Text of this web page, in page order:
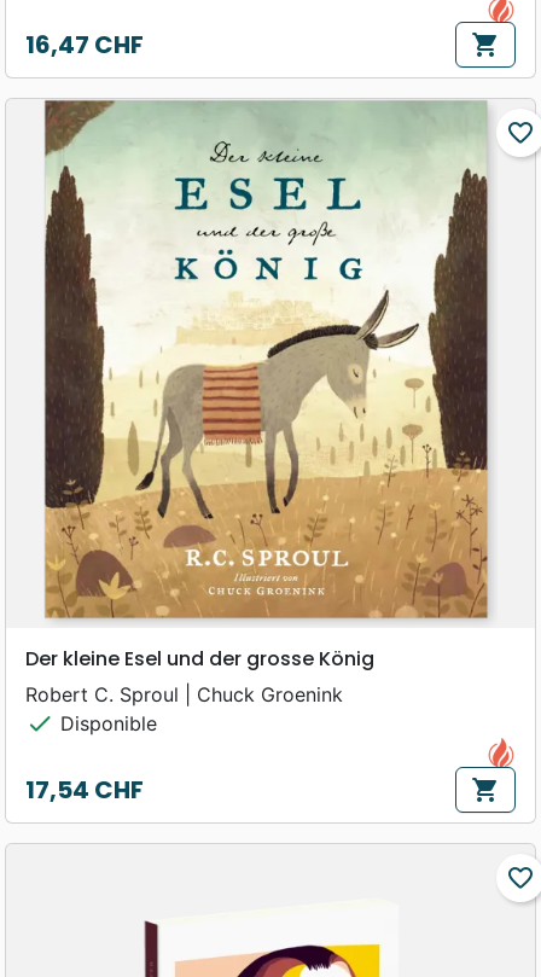
Prix
16,47 CHF shopping_cart
favorite_border
Der kleine Esel und der grosse König
Robert C. Sproul | Chuck Groenink
check Disponible
Prix
17,54 CHF shopping_cart
favorite_border